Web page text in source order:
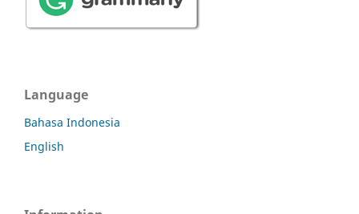
Language
Bahasa Indonesia
English